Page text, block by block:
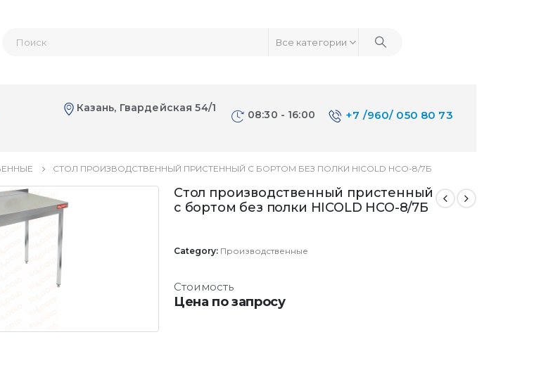
Все категории
Казань, Гвардейская 54/1
08:30 - 16:00 +7 /960/ 050 80 73
СТОЛ ПРОИЗВОДСТВЕННЫЙ ПРИСТЕННЫЙ С БОРТОМ БЕЗ ПОЛКИ HICOLD НСО-8/7Б
Стол производственный пристенный
с бортом без полки HICOLD НСО-8/7Б
Category: Производственные
Стоимость
Цена по запросу